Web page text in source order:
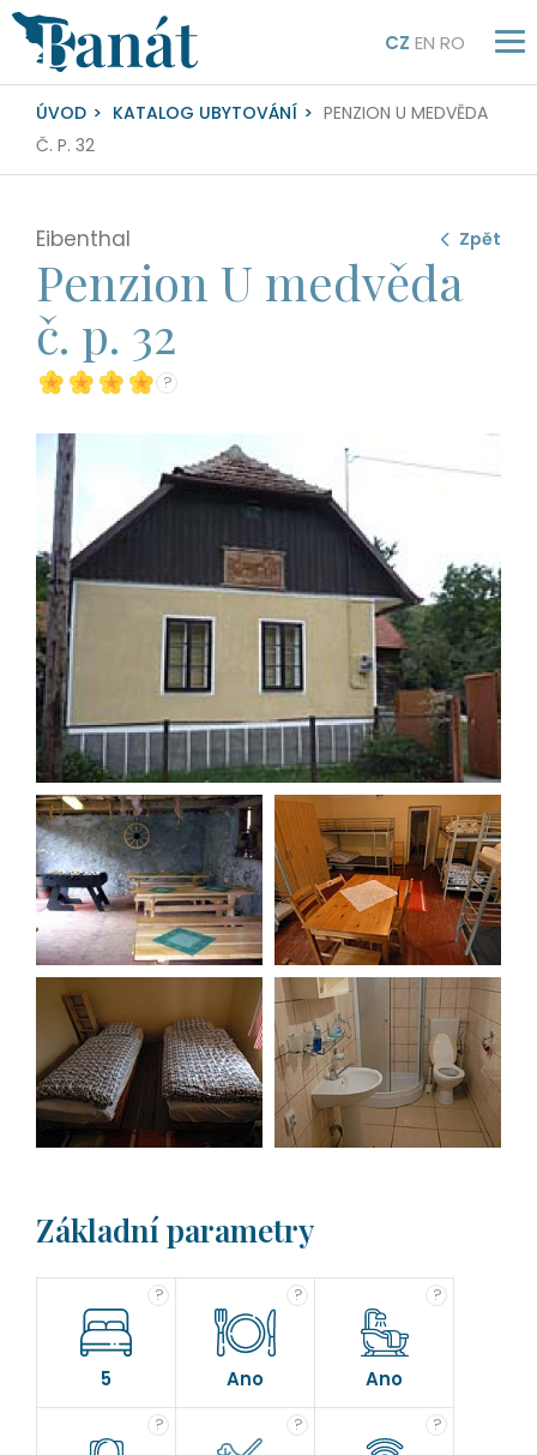
CZ EN RO
ÚVOD KATALOG UBYTOVÁNÍ
PENZION U MEDVĚDA
Č. P. 32
Zpět
Eibenthal
Penzion U medvěda
č. p. 32
?
Základní parametry
5
?
Ano
?
Ano
?
? ? ?